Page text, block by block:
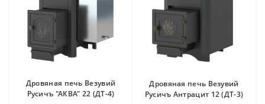
Дровяная печь Везувий
Русичъ "АКВА" 22 (ДТ-4)
Дровяная печь Везувий
Русичъ Антрацит 12 (ДТ-3)